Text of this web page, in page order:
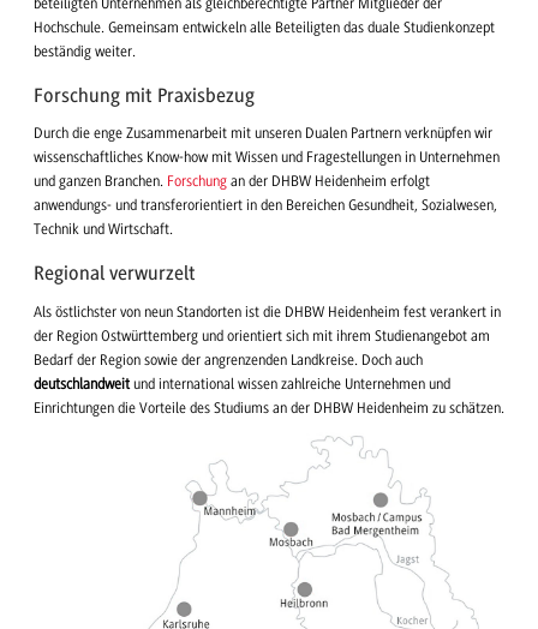
Hochschule. Gemeinsam entwickeln alle Beteiligten das duale Studienkonzept
beständig weiter.
Forschung mit Praxisbezug
Durch die enge Zusammenarbeit mit unseren Dualen Partnern verknüpfen wir
wissenschaftliches Know-how mit Wissen und Fragestellungen in Unternehmen
und ganzen Branchen. Forschung an der DHBW Heidenheim erfolgt
anwendungs- und transferorientiert in den Bereichen Gesundheit, Sozialwesen,
Technik und Wirtschaft.
Regional verwurzelt
Als östlichster von neun Standorten ist die DHBW Heidenheim fest verankert in
der Region Ostwürttemberg und orientiert sich mit ihrem Studienangebot am
Bedarf der Region sowie der angrenzenden Landkreise. Doch auch
deutschlandweit und international wissen zahlreiche Unternehmen und
Einrichtungen die Vorteile des Studiums an der DHBW Heidenheim zu schätzen.